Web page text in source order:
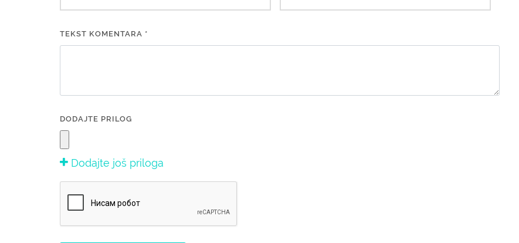
TEKST KOMENTARA *
DODAJTE PRILOG
Dodajte još priloga